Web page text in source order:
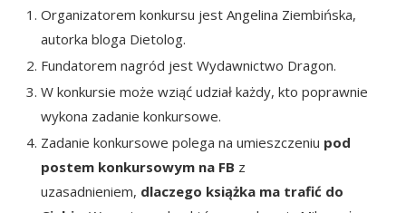
Organizatorem konkursu jest Angelina Ziembińska,
autorka bloga Dietolog.
Fundatorem nagród jest Wydawnictwo Dragon.
W konkursie może wziąć udział każdy, kto poprawnie
wykona zadanie konkursowe.
Zadanie konkursowe polega na umieszczeniu pod
postem konkursowym na FB z
uzasadnieniem, dlaczego książka ma trafić do